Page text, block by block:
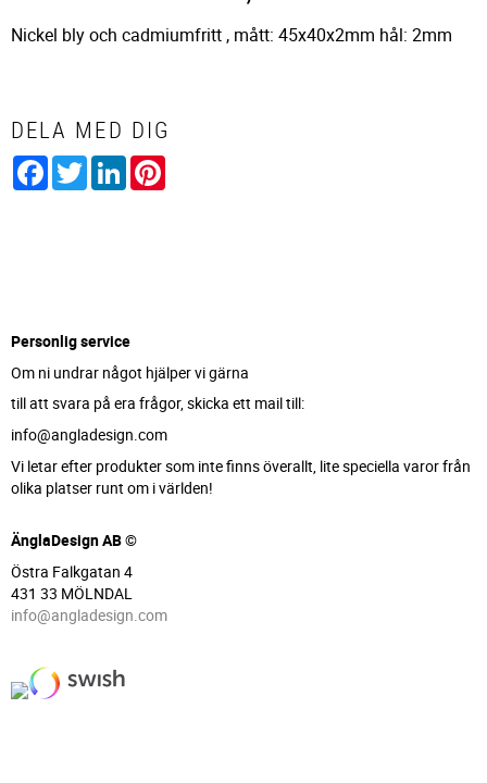
Nickel bly och cadmiumfritt , mått: 45x40x2mm hål: 2mm
DELA MED DIG
Facebook
TwitterLinkedIn
Personlig service
Om ni undrar något hjälper vi gärna
till att svara på era frågor, skicka ett mail till:
info@angladesign.com
Vi letar efter produkter som inte finns överallt, lite speciella varor från
olika platser runt om i världen!
ÄnglaDesign AB ©
Östra Falkgatan 4
431 33 MÖLNDAL
info@angladesign.com